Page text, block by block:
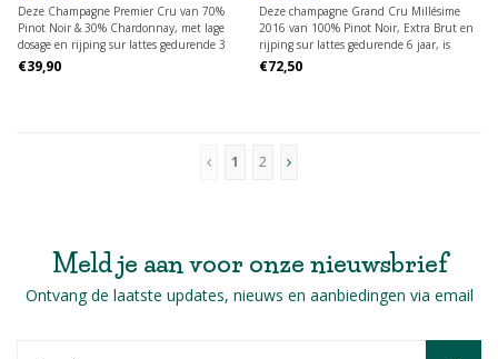
Deze Champagne Premier Cru van 70%
Pinot Noir & 30% Chardonnay, met lage
dosage en rijping sur lattes gedurende 3
jaar, vertoont de finesse en diversiteit van
het terroir (één van de 17 dorpen die zich
€39,90
Deze champagne Grand Cru Millésime
2016 van 100% Pinot Noir, Extra Brut en
rijping sur lattes gedurende 6 jaar, is
uitsluitend afkomstig uit het Zuiden van
Montagne de Reims.
€72,50
1 2
Meld je aan voor onze nieuwsbrief
Ontvang de laatste updates, nieuws en aanbiedingen via email